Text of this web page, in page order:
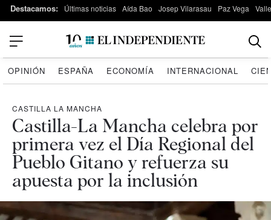
Destacamos: Últimas noticias Aída Bao Josep Vilarasau Paz Vega
OPINIÓN ESPAÑA ECONOMÍA INTERNACIONAL
CASTILLA LA MANCHA
Castilla-La Mancha celebra por
primera vez el Día Regional del
Pueblo Gitano y refuerza su
apuesta por la inclusión